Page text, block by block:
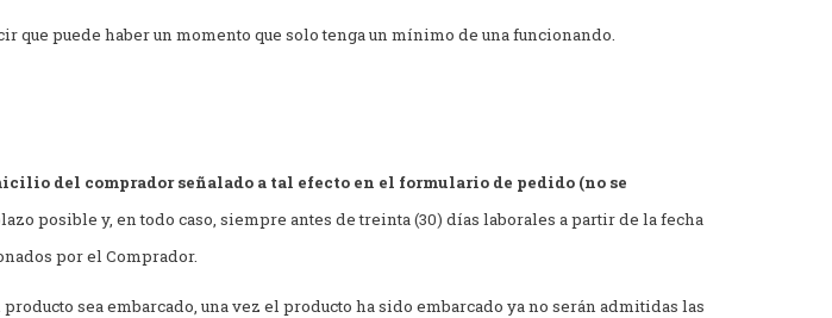
puede haber un momento que solo tenga un mínimo de una funcionando.
del comprador señalado a tal efecto en el formulario de pedido (no se
posible y, en todo caso, siempre antes de treinta (30) días laborales a partir de la fecha
por el Comprador.
sea embarcado, una vez el producto ha sido embarcado ya no serán admitidas las